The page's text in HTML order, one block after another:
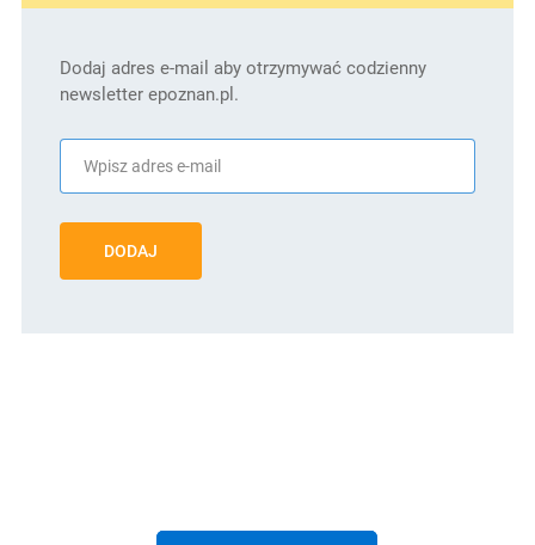
Dodaj adres e-mail aby otrzymywać codzienny
newsletter epoznan.pl.
DODAJ